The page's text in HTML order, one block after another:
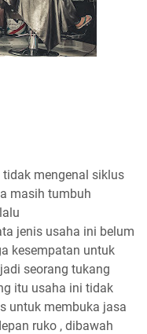
mengenal siklus
masih tumbuh
jenis usaha ini belum
kesempatan untuk
seorang tukang
itu usaha ini tidak
untuk membuka jasa
ruko , dibawah